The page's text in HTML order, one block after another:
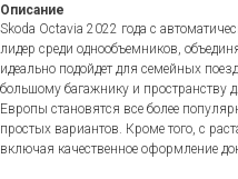
Описание
Skoda Octavia 2022 года с
лидер среди однообъемников,
идеально подойдет для семейных
большому багажнику и пространству
Европы становятся все более
простых вариантов. Кроме того, с
включая качественное оформление